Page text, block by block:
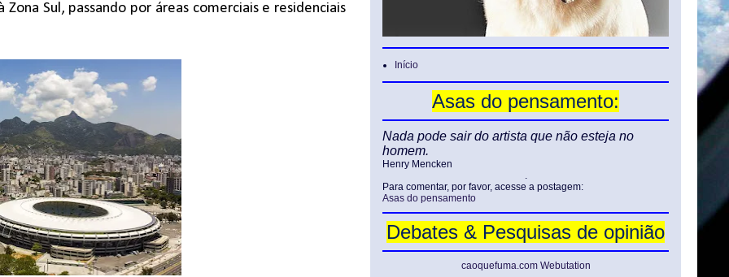
Sul, passando por áreas comerciais e residenciais
Início
Asas do pensamento:
Nada pode sair do artista que não esteja no
homem.
Henry Mencken
.
Para comentar, por favor, acesse a postagem:
Asas do pensamento
Debates & Pesquisas de opinião
caoquefuma.com Webutation